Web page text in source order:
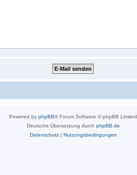
Powered by phpBB® Forum Software © phpBB Limited
Deutsche Übersetzung durch phpBB.de
Datenschutz| Nutzungsbedingungen